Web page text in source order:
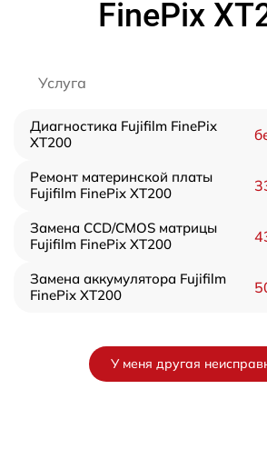
FinePix
Услуга
Диагностика Fujifilm FinePix
XT200
Ремонт материнской платы
Fujifilm FinePix XT200
Замена CCD/CMOS матрицы
Fujifilm FinePix XT200
Замена аккумулятора Fujifilm
FinePix XT200
У меня другая